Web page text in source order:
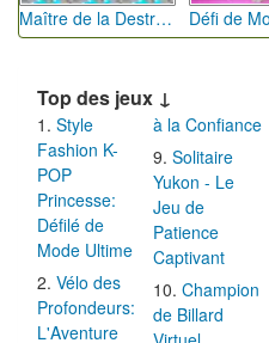
Maître de la Destruction: Fusion de Pioches
Top des jeux ↓
Style
Fashion K-
POP
Princesse:
Défilé de
Mode Ultime
Vélo des
Profondeurs:
L'Aventure
à la Confiance
Solitaire
Yukon - Le
Jeu de
Patience
Captivant
Champion
de Billard